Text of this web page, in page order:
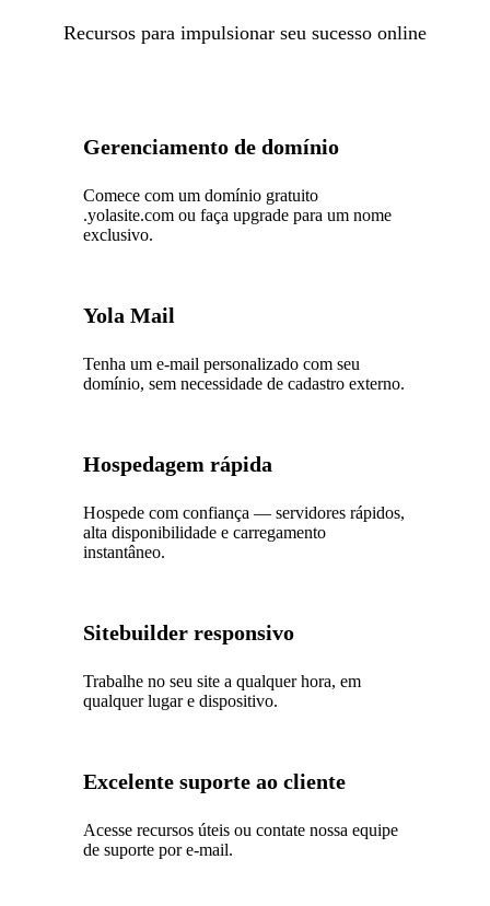
Recursos para impulsionar seu sucesso online
Gerenciamento de domínio
Comece com um domínio gratuito
.yolasite.com ou faça upgrade para um nome
exclusivo.
Yola Mail
Tenha um e-mail personalizado com seu
domínio, sem necessidade de cadastro externo.
Hospedagem rápida
Hospede com confiança — servidores rápidos,
alta disponibilidade e carregamento
instantâneo.
Sitebuilder responsivo
Trabalhe no seu site a qualquer hora, em
qualquer lugar e dispositivo.
Excelente suporte ao cliente
Acesse recursos úteis ou contate nossa equipe
de suporte por e-mail.